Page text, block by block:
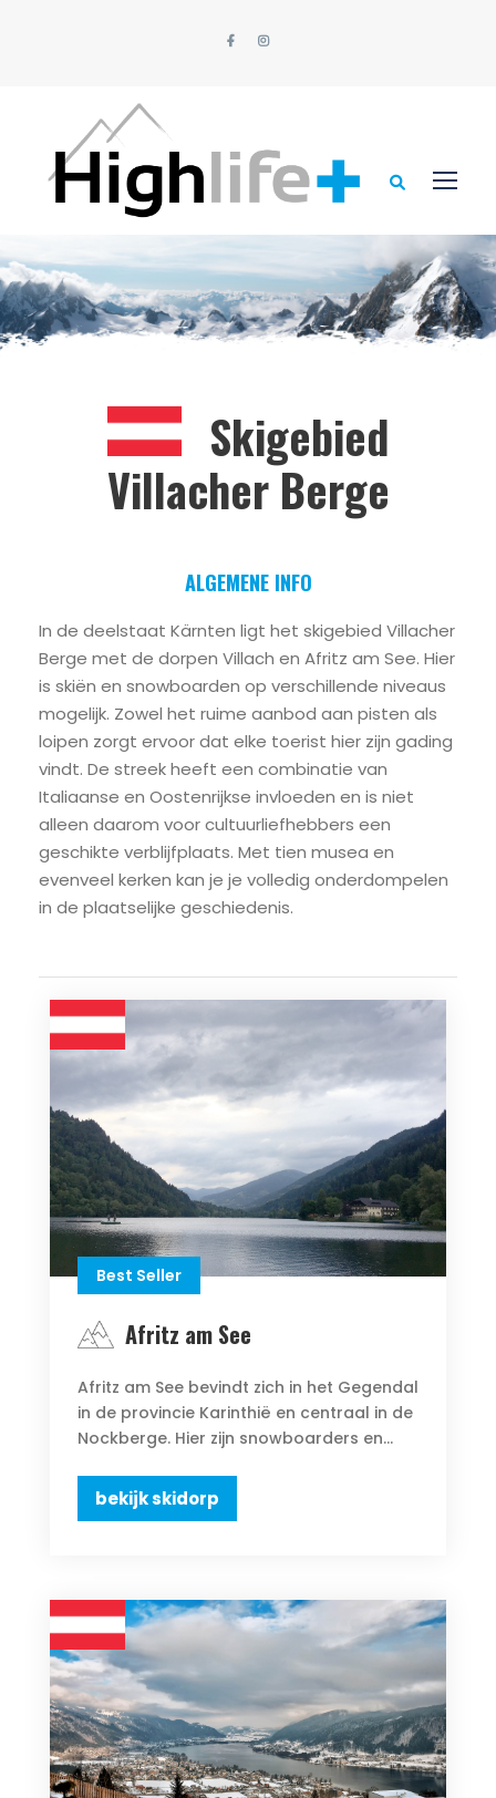
Skigebied
Villacher Berge
ALGEMENE INFO
In de deelstaat Kärnten ligt het skigebied Villacher
Berge met de dorpen Villach en Afritz am See. Hier
is skiën en snowboarden op verschillende niveaus
mogelijk. Zowel het ruime aanbod aan pisten als
loipen zorgt ervoor dat elke toerist hier zijn gading
vindt. De streek heeft een combinatie van
Italiaanse en Oostenrijkse invloeden en is niet
alleen daarom voor cultuurliefhebbers een
geschikte verblijfplaats. Met tien musea en
evenveel kerken kan je je volledig onderdompelen
in de plaatselijke geschiedenis.
Best Seller
Afritz am See
Afritz am See bevindt zich in het Gegendal
in de provincie Karinthië en centraal in de
Nockberge. Hier zijn snowboarders en...
bekijk skidorp